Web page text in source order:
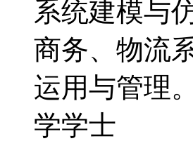
系统建模与
商务、物流
运用与管
学学士